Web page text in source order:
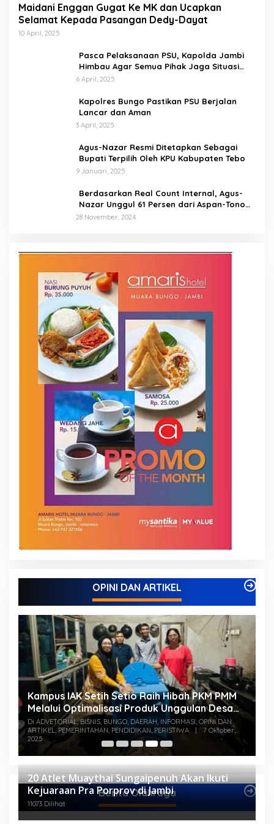
Maidani Enggan Gugat Ke MK dan Ucapkan
Selamat Kepada Pasangan Dedy-Dayat
10 April, 2025
Pasca Pelaksanaan PSU, Kapolda Jambi
Himbau Agar Semua Pihak Jaga Situasi
Kamtibmas
6 April, 2025
Kapolres Bungo Pastikan PSU Berjalan
Lancar dan Aman
3 April, 2025
Agus-Nazar Resmi Ditetapkan Sebagai
Bupati Terpilih Oleh KPU Kabupaten Tebo
9 Januari, 2025
Berdasarkan Real Count Internal, Agus-
Nazar Unggul 61 Persen dari Aspan-Tono
Hanya 39 Persen
28 November, 2024
OPINI DAN ARTIKEL
Kampus IAK Setih Setio Raih Hibah PKM PMM
Melalui Optimalisasi Produk Unggulan Desa
Berbasis Digital di Desa Suka Jaya
Di ADVETORIAL, BISNIS, BUNGO, DAERAH, INFORMASI, OPINI DAN
ARTIKEL, PEMERINTAHAN, PENDIDIKAN, PERISTIWA
7 Oktober,
2025
Berita Olahraga
20 Atlet Muaythai Sungaipenuh Akan Ikuti
Kejuaraan Pra Porprov di Jambi
11073 Dilihat